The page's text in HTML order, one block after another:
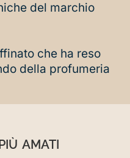
del marchio
che ha reso
della profumeria
amati